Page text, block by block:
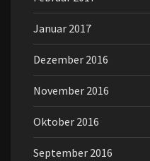
Januar 2017
Dezember 2016
November 2016
Oktober 2016
September 2016